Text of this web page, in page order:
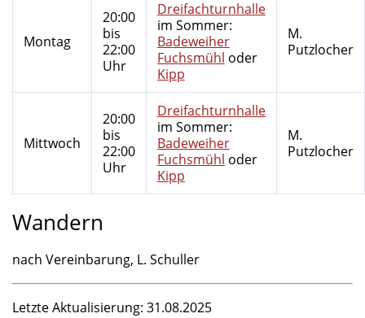
Montag
20:00
bis
22:00
Uhr
Dreifachturnhalle
im Sommer:
Badeweiher
Fuchsmühl oder
Kipp
M.
Putzlocher
Mittwoch
20:00
bis
22:00
Uhr
Dreifachturnhalle
im Sommer:
Badeweiher
Fuchsmühl oder
Kipp
M.
Putzlocher
Wandern
nach Vereinbarung, L. Schuller
Letzte Aktualisierung: 31.08.2025